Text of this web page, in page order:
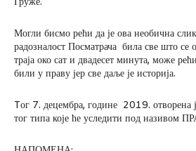
Могли бисмо рећи да је ова необична
радозналост Посматрача била све што се о
траја око сат и двадесет минута, може
били у праву јер све даље је историја.
Tог 7. децембра, године 2019. отворена
тог типа које ће уследити под називом